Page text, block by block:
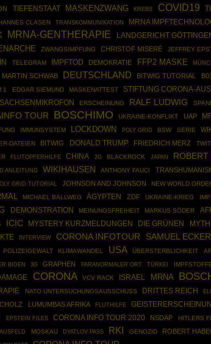
TIEFENSTAAT MASKENZWANG KREBS COVID19
CLASEN TRANSKOMMUNIKATION MRNA
MRNA-GENTHERAPIE LANDGERICHT
ZWANGSIMPFUNG CHRISTOF MISERÉ JEFFREY
TELEGRAM IMPFTOD DEMOKRATIE FFP2 MASKE
MARTIN SCHWAB DEUTSCHLAND BITWIG TUTORIAL
1 EDGAR SIEMUND MASKENATTEST STIFTUNG CORONA-
SACHSENMIKROFON ERSCHEINUNG RALF LUDWIG
TOUR BOSCHIMO UKRAINE-KONFLIKT UAP
IMMUNSYSTEM LOCKDOWN POLY GRID BSW SERIE
DATEIEN BITWIG DONALD TRUMP FRIEDRICH MERZ
FLUTOPFERHILFE CHINA 2G BLACKROCK JAPAN
ANLEITUNG WIKIHAUSEN ANTHONY FAUCI
GRID TUTORIAL JOHNSON AND JOHNSON NEW WORLD
MICHAEL BALLWEG ÄGYPTEN ZDF UKRAINE-KRIEG
DEMONSTRATION MEINUNGSFREIHEIT MARKUS SÖDER
ICIC MYSTERY KURZMELDUNGEN DIE GRÜNEN
INTERVIEW CORONA INFOTOUR SAMUEL
POLIZEIGEWALT KLIMAWANDEL USA ÜBERSTERBLICHKEIT
BIDEN 3G GRAPHEN PARANORMALER ORT TÜRKEI
CORONA VCV RACK ISRAEL MRNA
NATO UNTERSUCHUNGSAUSSCHUSS DRITTES REICH
LUMUMBAS AFRIKA FLUTHILFE
EPSTEIN FILES CORONA INFO TOUR 2020 NSDAP HITLERS
MOSKAU DYATLOV PASS RKI GENOZID ROBERT